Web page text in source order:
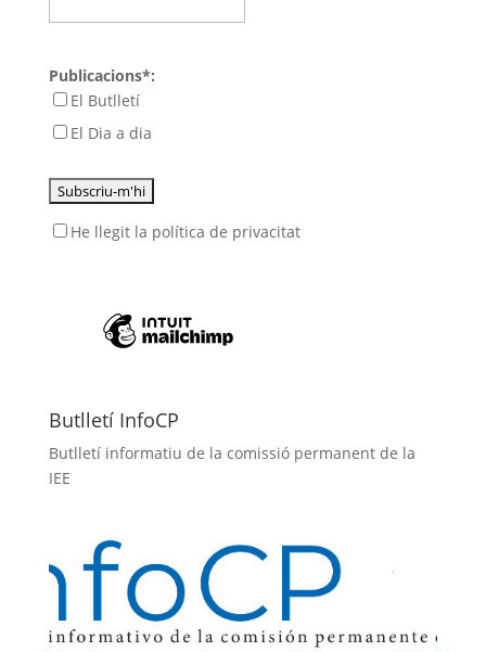
Publicacions*:
El Butlletí
El Dia a dia
He llegit la política de privacitat
Butlletí InfoCP
Butlletí informatiu de la comissió permanent de la
IEE